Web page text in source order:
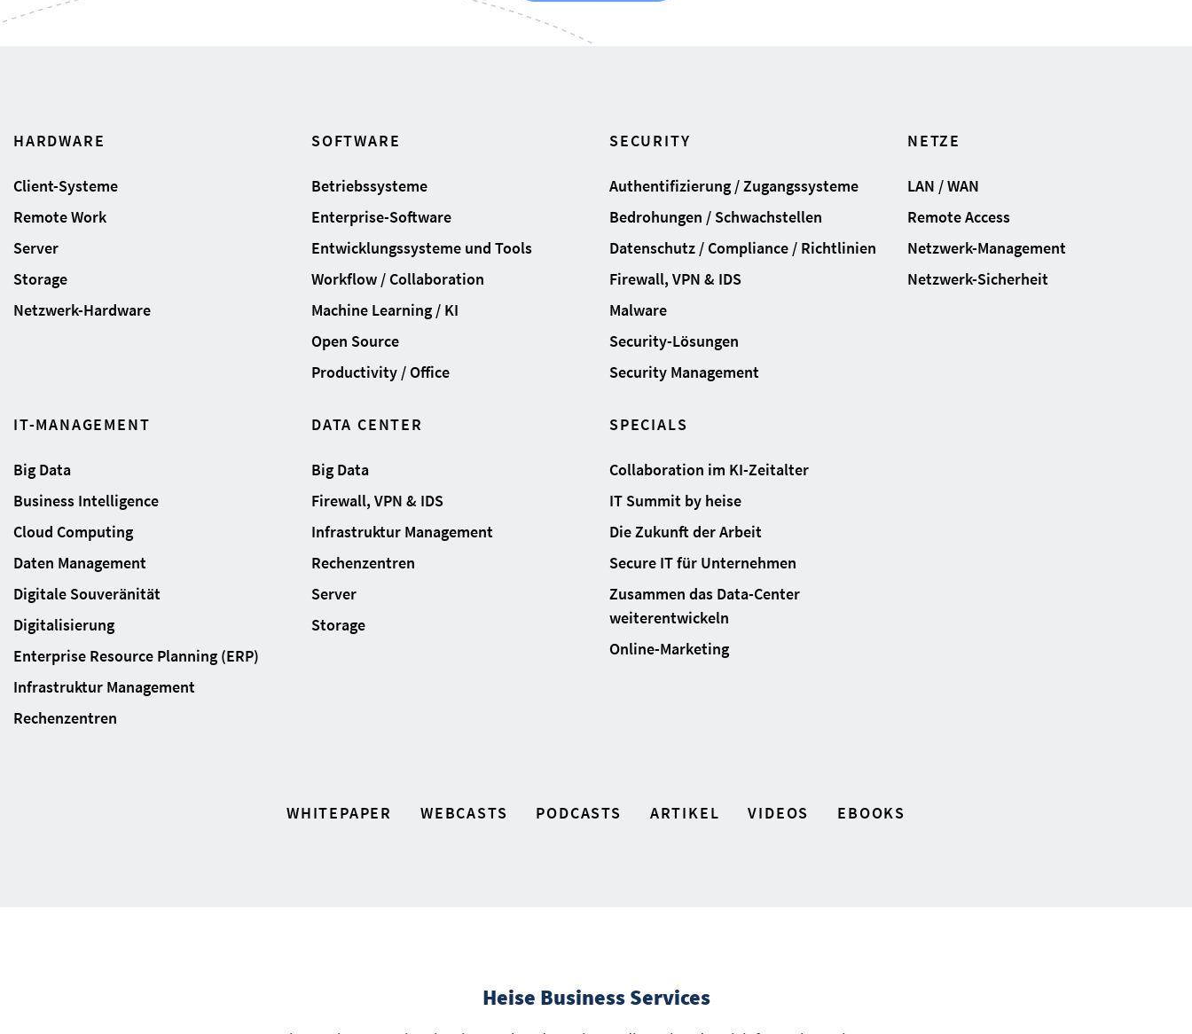
HARDWARE
Client-Systeme
Remote Work
Server
Storage
Netzwerk-Hardware
SOFTWARE
Betriebssysteme
Enterprise-Software
Entwicklungssysteme und Tools
Workflow / Collaboration
Machine Learning / KI
Open Source
Productivity / Office
SECURITY
Authentifizierung / Zugangssysteme
Bedrohungen / Schwachstellen
Datenschutz / Compliance / Richtlinien
Firewall, VPN & IDS
Malware
Security-Lösungen
Security Management
NETZE
LAN / WAN
Remote Access
Netzwerk-Management
Netzwerk-Sicherheit
IT-MANAGEMENT
Big Data
Business Intelligence
Cloud Computing
Daten Management
Digitale Souveränität
Digitalisierung
Enterprise Resource Planning (ERP)
Infrastruktur Management
Rechenzentren
DATA CENTER
Big Data
Firewall, VPN & IDS
Infrastruktur Management
Rechenzentren
Server
Storage
SPECIALS
Collaboration im KI-Zeitalter
IT Summit by heise
Die Zukunft der Arbeit
Secure IT für Unternehmen
Zusammen das Data-Center
weiterentwickeln
Online-Marketing
WHITEPAPER WEBCASTS PODCASTS ARTIKEL VIDEOS EBOOKS
Heise Business Services